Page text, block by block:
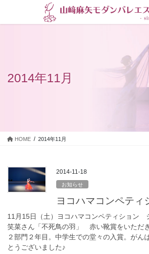
テ
ゲ
2014年11月
HOME 2014年11月
2014-11-18
お知らせ
ヨコハマコンペティ
11月15日（土）ヨコハマコンペティション
笑菜さん「不死鳥の羽」 赤い靴賞をいただ
２部門２年目。中学生での堂々の入賞。がん
とうございました♪